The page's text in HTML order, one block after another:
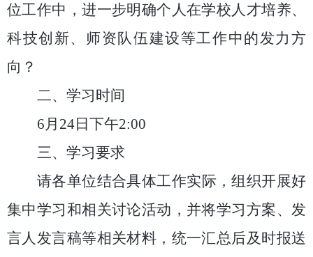
位工作中，进一步明确个人在学校人才培养、
科技创新、师资队伍建设等工作中的发力方
向 ？
二、学习时间
6月 24日 下午2:00
三、学习要求
请各单位结合具体工作实际，组织开展好
集中学习和相关讨论活动，并将学习方案、发
言人发言稿等相关材料，统一汇总后及时报送